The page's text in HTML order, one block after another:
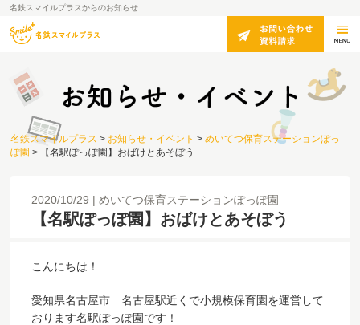
名鉄スマイルプラスからのお知らせ
名鉄スマイルプラス > お知らせ・イベント > めいてつ保育ステーションぽっ
ぽ園 > 【名駅ぽっぽ園】おばけとあそぼう
2020/10/29 めいてつ保育ステーションぽっぽ園
【名駅ぽっぽ園】おばけとあそぼう
こんにちは！
愛知県名古屋市 名古屋駅近くで小規模保育園を運営して
おります名駅ぽっぽ園です！